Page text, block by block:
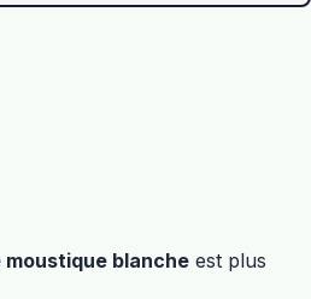
moustique blanche est plus